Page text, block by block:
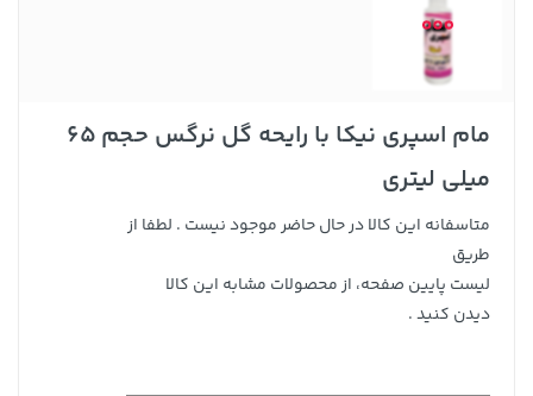
مام اسپری نیکا با رایحه گل نرگس حجم 65
میلی لیتری
متاسفانه این کالا در حال حاضر موجود نیست . لطفا از
طریق
لیست پایین صفحه، از محصولات مشابه این کالا
دیدن کنید .